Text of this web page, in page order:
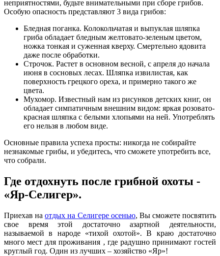
неприятностями, будьте внимательными при сборе грибов.
Особую опасность представляют 3 вида грибов:
Бледная поганка. Колокольчатая и выпуклая шляпка
гриба обладает бледным желтовато-зеленым цветом,
ножка тонкая и суженная кверху. Смертельно ядовита
даже после обработки.
Строчок. Растет в основном весной, с апреля до начала
июня в сосновых лесах. Шляпка извилистая, как
поверхность грецкого ореха, и примерно такого же
цвета.
Мухомор. Известный нам из рисунков детских книг, он
обладает симпатичным внешним видом: яркая розовато-
красная шляпка с белыми хлопьями на ней. Употреблять
его нельзя в любом виде.
Основные правила успеха просты: никогда не собирайте
незнакомые грибы, и убедитесь, что сможете употребить все,
что собрали.
Где отдохнуть после грибной охоты -
«Яр-Селигер».
Приехав наотдых на Селигере осенью, Вы сможете посвятить
свое время этой достаточно азартной деятельности,
называемой в народе «тихой охотой». В краю достаточно
много мест для проживания , где радушно принимают гостей
круглый год. Один из лучших – хозяйство «Яр»!